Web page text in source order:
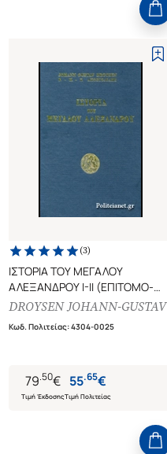
(3)
ΙΣΤΟΡΙΑ ΤΟΥ ΜΕΓΑΛΟΥ
ΑΛΕΞΑΝΔΡΟΥ Ι-ΙΙ (ΕΠΙΤΟΜΟ-
ΣΚΛΗΡΟΔΕΤΗ ΕΚΔΟΣΗ)
DROYSEN JOHANN-GUSTAV
Κωδ. Πολιτείας:4304-0025
79.50€
Τιμή Έκδοσης
55.65€
Τιμή Πολιτείας